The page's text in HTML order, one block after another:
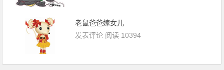
老鼠爸爸嫁女儿
发表评论 阅读 10394